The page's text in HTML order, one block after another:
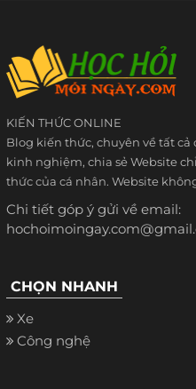
KIẾN THỨC ONLINE
Blog kiến thức, chuyên về tất cả
kinh nghiệm, chia sẻ Website
thức của cá nhân. Website
Chi tiết góp ý gửi về email:
CHỌN NHANH
Xe
Công nghệ